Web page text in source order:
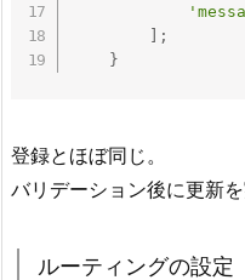
] ;
}
登録とほぼ同じ。
バリデーション後に更新を
ルーティングの設定